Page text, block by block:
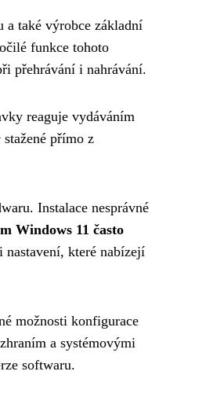
a také výrobce základní
funkce tohoto
přehrávání i nahrávání.
reaguje vydáváním
stažené přímo z
Instalace nesprávné
Windows 11 často
které nabízejí
možnosti konfigurace
a systémovými
softwaru.